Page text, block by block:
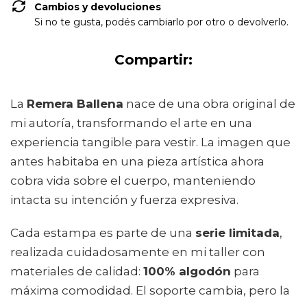
Cambios y devoluciones
Si no te gusta, podés cambiarlo por otro o devolverlo.
Compartir:
La Remera Ballena nace de una obra original de
mi autoría, transformando el arte en una
experiencia tangible para vestir. La imagen que
antes habitaba en una pieza artística ahora
cobra vida sobre el cuerpo, manteniendo
intacta su intención y fuerza expresiva.
Cada estampa es parte de una serie limitada,
realizada cuidadosamente en mi taller con
materiales de calidad: 100% algodón para
máxima comodidad. El soporte cambia, pero la